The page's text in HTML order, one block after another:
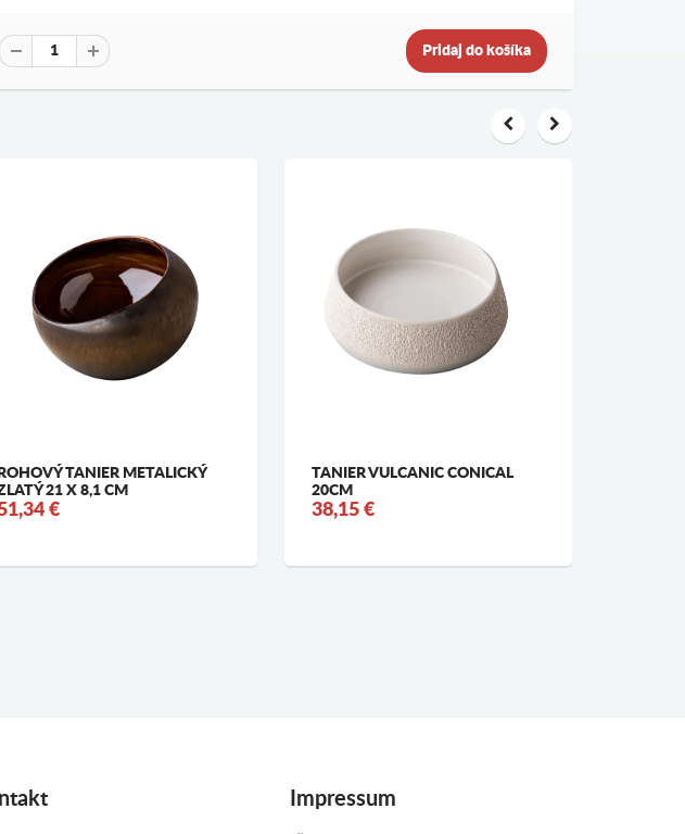
Pridaj do košíka
ROHOVÝ TANIER METALICKÝ
21 X 8,1 CM
€
TANIER VULCANIC CONICAL
20CM
38,15 €
Impressum